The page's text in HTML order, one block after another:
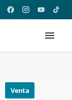
menu
Venta